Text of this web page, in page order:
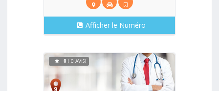
Afficher le Numéro
Voir
0 ( 0 AVIS)